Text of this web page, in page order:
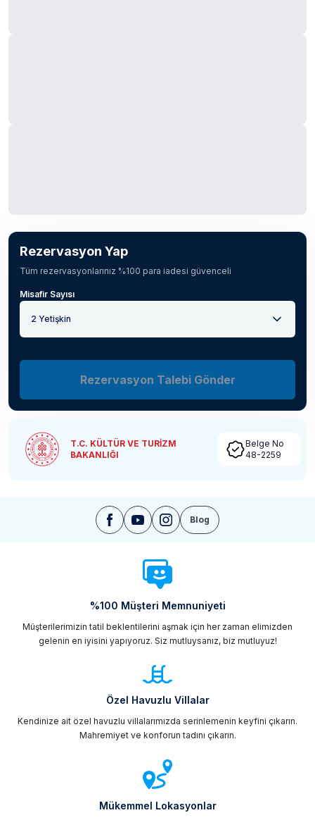
Rezervasyon Yap
Tüm rezervasyonlarınız %100 para iadesi güvenceli
Misafir Sayısı
2 Yetişkin
Rezervasyon Talebi Gönder
T.C. KÜLTÜR VE TURİZM
BAKANLIĞI
Belge No
48-2259
Blog
%100 Müşteri Memnuniyeti
Müşterilerimizin tatil beklentilerini aşmak için her zaman elimizden
gelenin en iyisini yapıyoruz. Siz mutluysanız, biz mutluyuz!
Özel Havuzlu Villalar
Kendinize ait özel havuzlu villalarımızda serinlemenin keyfini çıkarın.
Mahremiyet ve konforun tadını çıkarın.
Mükemmel Lokasyonlar